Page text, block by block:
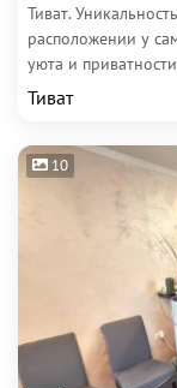
Тиват.
расположении у
уюта и
Тиват
10